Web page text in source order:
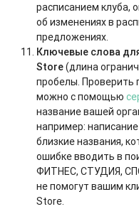
расписанием клуба,
об изменениях в
предложениях.
Ключевые слова
Store(длина
пробелы. Проверить
можно с помощью
название вашей
например:
близкие названия,
ошибке вводить в
ФИТНЕС, СТУДИЯ,
не помогут вашим
Store.